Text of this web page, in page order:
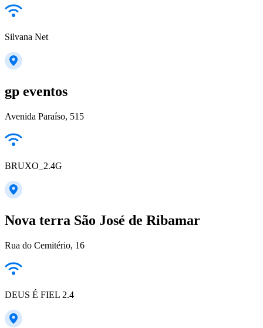
Silvana Net
gp eventos
Avenida Paraíso, 515
BRUXO_2.4G
Nova terra São José de Ribamar
Rua do Cemitério, 16
DEUS É FIEL 2.4